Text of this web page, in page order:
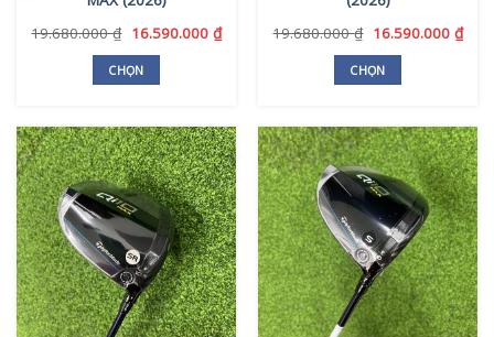
chọn
trên
trang
sản
chọn
trên
trang
sản
19.680.000₫ Giá
là:
19.680.000 ₫.
16.590.000 ₫Giá
CHỌN
này
có
nhiều
biến
thể.
Các
tùy
chọn
có
19.680.000₫ Giá
là:
19.680.000 ₫.
16.590.000 ₫Giá
CHỌN
này
có
nhiều
biến
thể.
Các
tùy
chọn
có